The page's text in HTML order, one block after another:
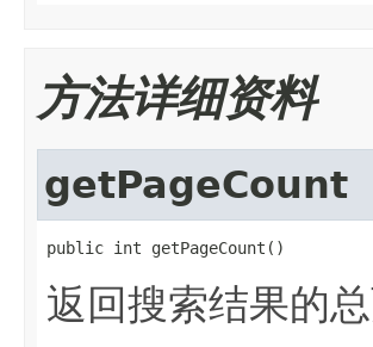
方法详细资料
getPageCount
public int getPageCount()
返回搜索结果的总